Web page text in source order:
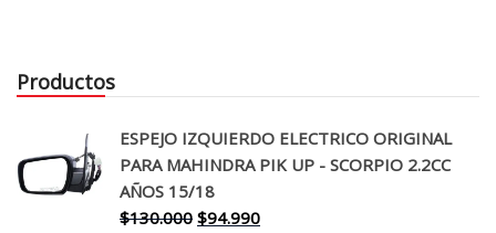
Productos
ESPEJO IZQUIERDO ELECTRICO ORIGINAL
PARA MAHINDRA PIK UP - SCORPIO 2.2CC
AÑOS 15/18
$130.000 El
$94.990El